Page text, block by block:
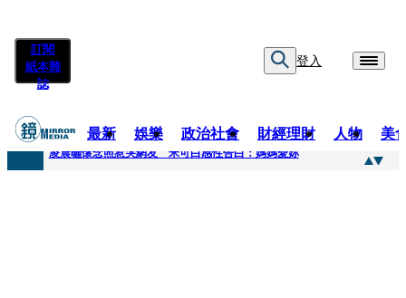
訂閱
紙本雜
誌
登入
最新 娛樂 政治社會 財經理財 人物 美
快訊
凌晨曬懷念照惹哭網友 米可白感性告白：媽媽愛妳